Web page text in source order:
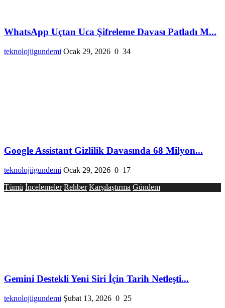
WhatsApp Uçtan Uca Şifreleme Davası Patladı M...
teknolojiigundemi Ocak 29, 2026 0 34
Google Assistant Gizlilik Davasında 68 Milyon...
teknolojiigundemi Ocak 29, 2026 0 17
Tümü İncelemeler Rehber Karşılaştırma Gündem
Gemini Destekli Yeni Siri İçin Tarih Netleşti...
teknolojiigundemi Şubat 13, 2026 0 25